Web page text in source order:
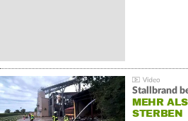
Stallbrand
MEHR
STERBEN